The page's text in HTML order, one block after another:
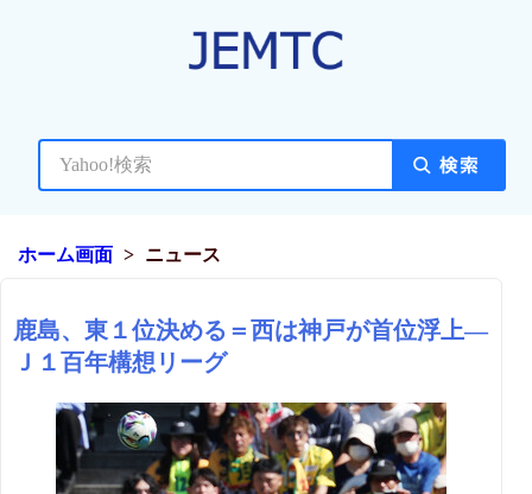
ホーム画面 ニュース
鹿島、東１位決める＝西は神戸が首位浮上―
Ｊ１百年構想リーグ